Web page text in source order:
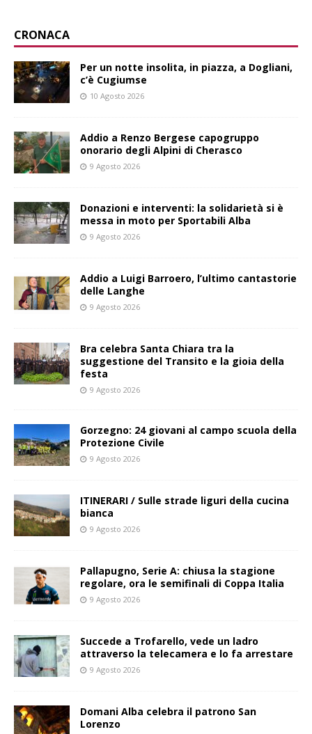
CRONACA
Per un notte insolita, in piazza, a Dogliani,
c’è Cugiumse
10 Agosto 2026
Addio a Renzo Bergese capogruppo
onorario degli Alpini di Cherasco
9 Agosto 2026
Donazioni e interventi: la solidarietà si è
messa in moto per Sportabili Alba
9 Agosto 2026
Addio a Luigi Barroero, l’ultimo cantastorie
delle Langhe
9 Agosto 2026
Bra celebra Santa Chiara tra la
suggestione del Transito e la gioia della
festa
9 Agosto 2026
Gorzegno: 24 giovani al campo scuola della
Protezione Civile
9 Agosto 2026
ITINERARI / Sulle strade liguri della cucina
bianca
9 Agosto 2026
Pallapugno, Serie A: chiusa la stagione
regolare, ora le semifinali di Coppa Italia
9 Agosto 2026
Succede a Trofarello, vede un ladro
attraverso la telecamera e lo fa arrestare
9 Agosto 2026
Domani Alba celebra il patrono San
Lorenzo